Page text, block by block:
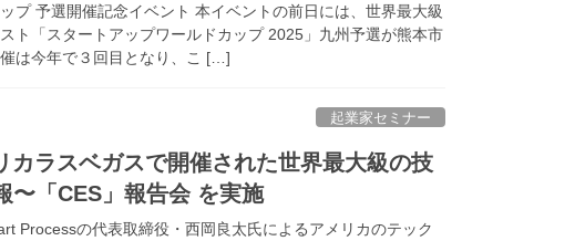
プ 予選開催記念イベント 本イベントの前日には、世界最大級
ト「スタートアップワールドカップ 2025」九州予選が熊本市
は今年で３回目となり、こ […]
起業家セミナー
カラスベガスで開催された世界最大級の技
〜「CES」報告会 を実施
Processの代表取締役・西岡良太氏によるアメリカのテック